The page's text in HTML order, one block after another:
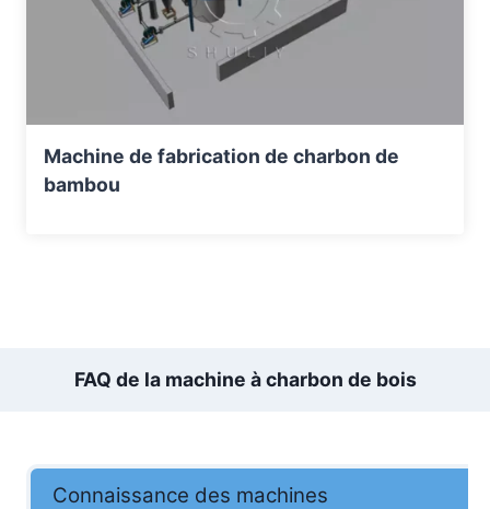
Machine de fabrication de charbon de
bambou
FAQ de la machine à charbon de bois
Connaissance des machines